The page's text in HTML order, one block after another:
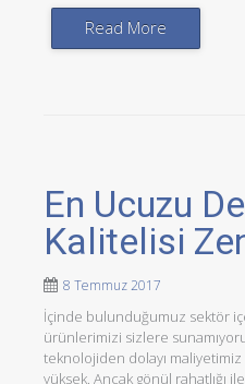
Read More
En Ucuzu
Kalitelisi
8 Temmuz 2017
İçinde bulunduğumuz sektör
ürünlerimizi sizlere
teknolojiden dolayı
yüksek. Ancak gönül rahatlığı